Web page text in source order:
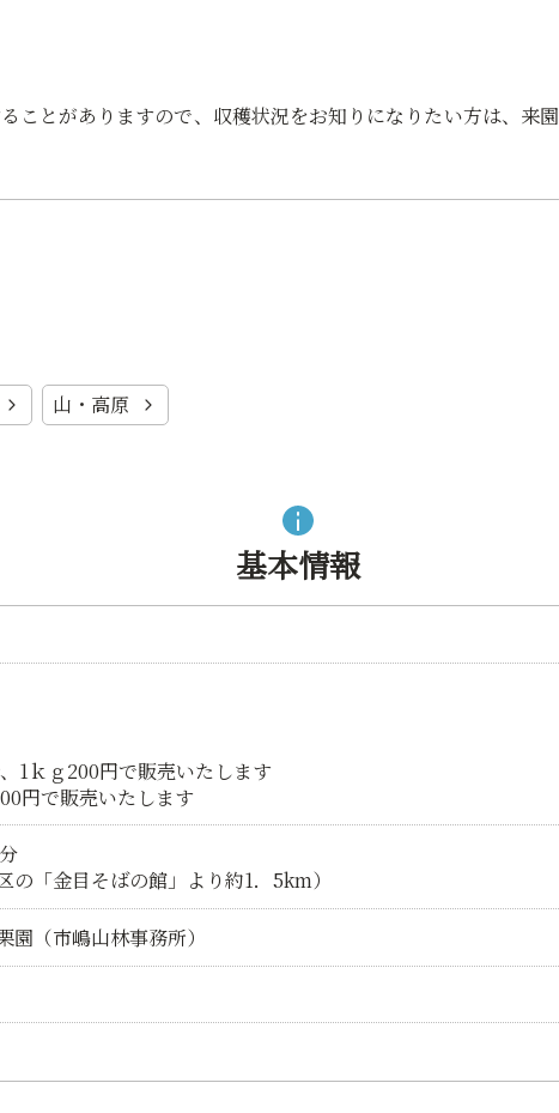
ことがありますので、収穫状況をお知りになりたい方は、来園
山・高原
基本情報
1ｋｇ200円で販売いたします
円で販売いたします
の「金目そばの館」より約1．5km）
（市嶋山林事務所）